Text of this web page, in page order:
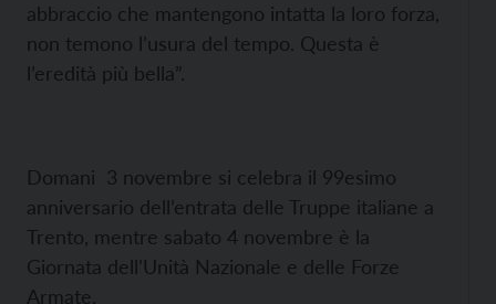
abbraccio che mantengono intatta la loro forza,
non temono l’usura del tempo. Questa è
l’eredità più bella”.
Domani 3 novembre si celebra il 99esimo
anniversario dell’entrata delle Truppe italiane a
Trento, mentre sabato 4 novembre è la
Giornata dell’Unità Nazionale e delle Forze
Armate.